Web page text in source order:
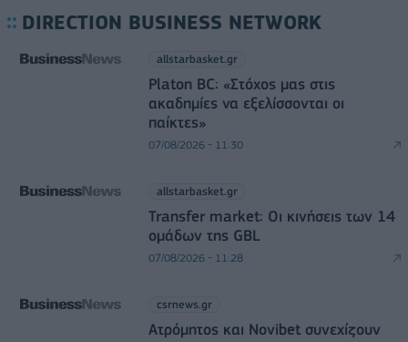
DIRECTION BUSINESS NETWORK
allstarbasket.gr
Platon BC: «Στόχος μας στις
ακαδημίες να εξελίσσονται οι
παίκτες»
07/08/2026 - 11:30
allstarbasket.gr
Transfer market: Οι κινήσεις των 14
ομάδων της GBL
07/08/2026 - 11:28
csrnews.gr
Ατρόμητος και Novibet συνεχίζουν